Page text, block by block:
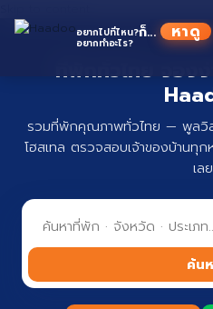
อยากไปที่ไหน?
อยากทำอะไร?
ก็...
ที่พักทั่วไทย จอง
รวมที่พักคุณภาพทั่วไทย — พูลวิล
โฮสเทล ตรวจสอบเจ้าของบ้านทุ
เลย
ค้น